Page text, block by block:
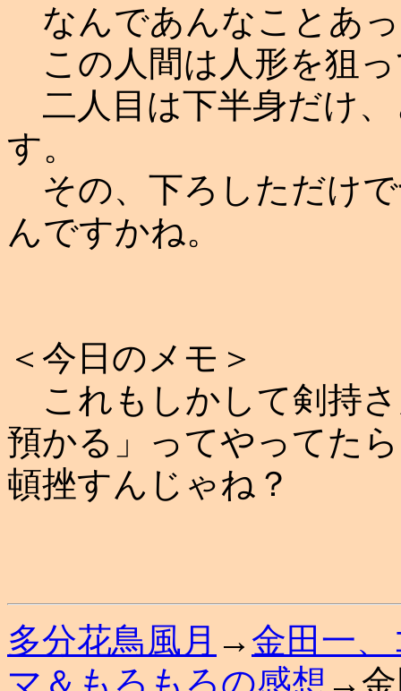
なんであんなことあ
この人間は人形を狙
二人目は下半身だけ
す。
その、下ろしただけ
んですかね。
＜今日のメモ＞
これもしかして剣持
預かる」ってやってた
頓挫すんじゃね？
多分花鳥風月 → 金田一
マ＆もろもろの感想 →金